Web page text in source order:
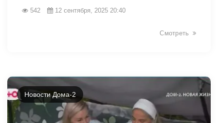
542 12 сентября, 2025 20:40
Смотреть
Новости Дома-2